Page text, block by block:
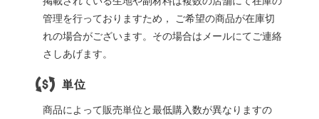
管理を行っておりますため， ご希望の商品が在庫切
れの場合がございます。その場合はメールにてご連絡
さしあげます。
単位
商品によって販売単位と最低購入数が異なりますの